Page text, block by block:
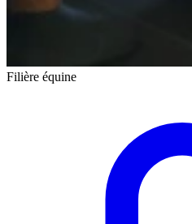
Filière équine